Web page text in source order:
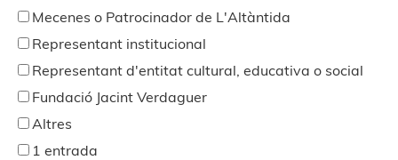
Mecenes o Patrocinador de L'Altàntida
Representant institucional
Representant d'entitat cultural, educativa o social
Fundació Jacint Verdaguer
Altres
1 entrada